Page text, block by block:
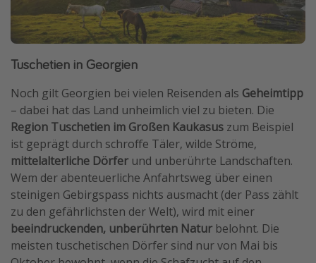
Tuschetien in Georgien
Noch gilt Georgien bei vielen Reisenden als Geheimtipp
– dabei hat das Land unheimlich viel zu bieten. Die
Region Tuschetien im Großen Kaukasus zum Beispiel
ist geprägt durch schroffe Täler, wilde Ströme,
mittelalterliche Dörfer und unberührte Landschaften.
Wem der abenteuerliche Anfahrtsweg über einen
steinigen Gebirgspass nichts ausmacht (der Pass zählt
zu den gefährlichsten der Welt), wird mit einer
beeindruckenden, unberührten Natur belohnt. Die
meisten tuschetischen Dörfer sind nur von Mai bis